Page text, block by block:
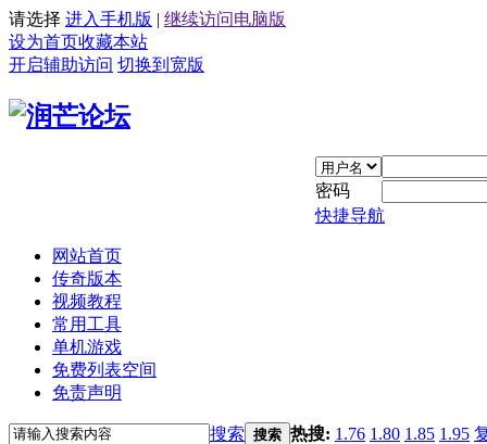
请选择 进入手机版 | 继续访问电脑版
设为首页收藏本站
开启辅助访问 切换到宽版
密码
快捷导航
网站首页
传奇版本
视频教程
常用工具
单机游戏
免费列表空间
免责声明
搜索 搜索 热搜: 1.76 1.80 1.85 1.95